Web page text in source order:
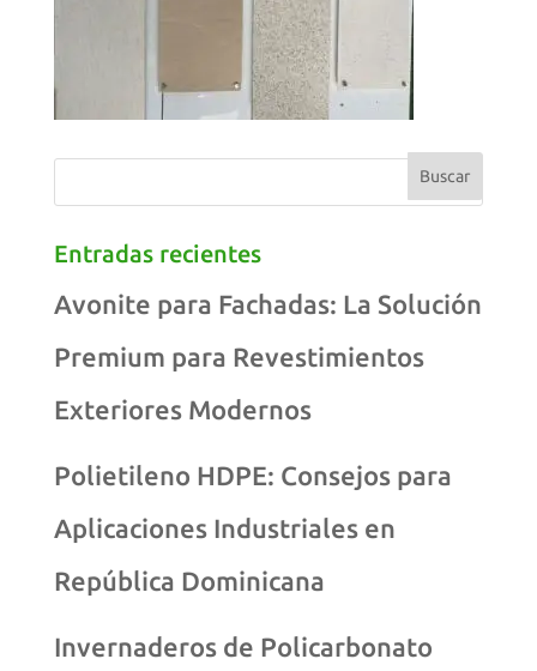
Entradas recientes
Avonite para Fachadas: La Solución
Premium para Revestimientos
Exteriores Modernos
Polietileno HDPE: Consejos para
Aplicaciones Industriales en
República Dominicana
Invernaderos de Policarbonato